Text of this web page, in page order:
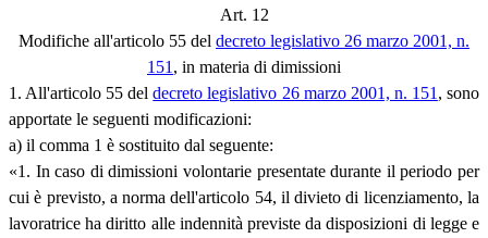
Art. 12
Modifiche all'articolo 55 del decreto legislativo 26 marzo 2001, n.
151 , in materia di dimissioni
1. All'articolo 55 deldecreto legislativo 26 marzo 2001, n. 151 , sono
apportate le seguenti modificazioni:
a) il comma 1 è sostituito dal seguente:
«1. In caso di dimissioni volontarie presentate durante il periodo per
cui è previsto, a norma dell'articolo 54, il divieto di licenziamento, la
lavoratrice ha diritto alle indennità previste da disposizioni di legge e